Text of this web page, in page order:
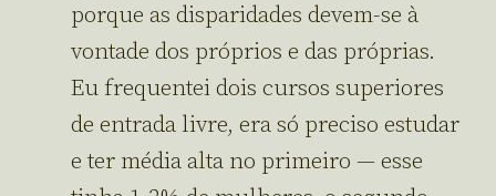
porque as disparidades devem-se à
vontade dos próprios e das próprias.
Eu frequentei dois cursos superiores
de entrada livre, era só preciso estudar
e ter média alta no primeiro — esse